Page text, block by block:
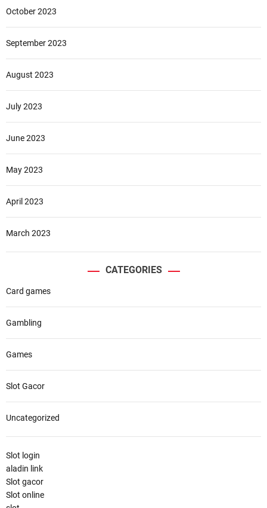
October 2023
September 2023
August 2023
July 2023
June 2023
May 2023
April 2023
March 2023
CATEGORIES
Card games
Gambling
Games
Slot Gacor
Uncategorized
Slot login
aladin link
Slot gacor
Slot online